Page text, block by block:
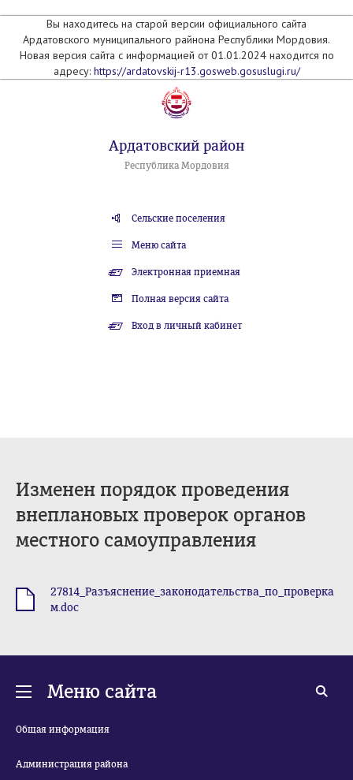
Вы находитесь на старой версии официального сайта
Ардатовского муниципального райнона Республики Мордовия.
Новая версия сайта с информацией от 01.01.2024 находится по
адресу: https://ardatovskij-r13.gosweb.gosuslugi.ru/
Ардатовский район
Республика Мордовия
Сельские поселения
Меню сайта
Электронная приемная
Полная версия сайта
Вход в личный кабинет
Изменен порядок проведения
внеплановых проверок органов
местного самоуправления
27814_Разъяснение_законодательства_по_проверка
м.doc
Меню сайта
Общая информация
Администрация района